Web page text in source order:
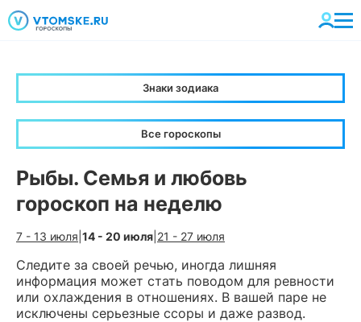
Знаки зодиака
Рыбы. Семья и любовь
гороскоп на неделю
7 - 13 июля 14 - 20 июля 21 - 27 июля
Следите за своей речью, иногда лишняя
информация может стать поводом для ревности
или охлаждения в отношениях. В вашей паре не
исключены серьезные ссоры и даже развод.
Все гороскопы